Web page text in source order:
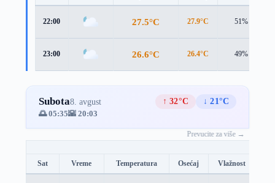
22:00 27.5°C 27.9°C 51%
23:00 26.6°C 26.4°C 49%
Subota8. avgust ↑ 32°C
↓ 21°C
🌅 05:35🌇 20:03
Prevucite za više →
Sat Vreme Temperatura Osećaj Vlažnost